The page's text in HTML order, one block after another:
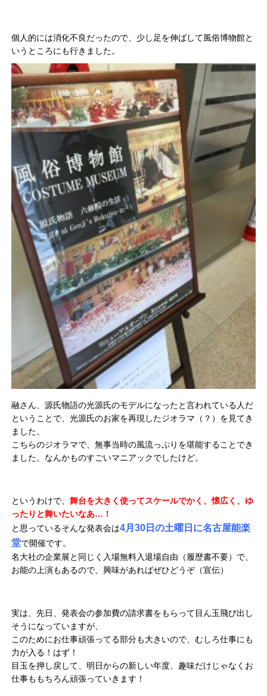
個人的には消化不良だったので、少し足を伸ばして風俗博物館と
いうところにも行きました。
融さん、源氏物語の光源氏のモデルになったと言われている人だ
ということで、光源氏のお家を再現したジオラマ（？）を見てき
ました。
こちらのジオラマで、無事当時の風流っぷりを堪能することでき
ました。なんかものすごいマニアックでしたけど。
というわけで、舞台を大きく使ってスケールでかく、懐広く、ゆ
ったりと舞いたいなあ…！
と思っているそんな発表会は4月30日の土曜日に名古屋能楽
堂で開催です。
名大社の企業展と同じく入場無料入退場自由（履歴書不要）で、
お能の上演もあるので、興味があればぜひどうぞ（宣伝）
実は、先日、発表会の参加費の請求書をもらって目ん玉飛び出し
そうになっていますが、
このためにお仕事頑張ってる部分も大きいので、むしろ仕事にも
力が入る！はず！
目玉を押し戻して、明日からの新しい年度、趣味だけじゃなくお
仕事ももちろん頑張っていきます！